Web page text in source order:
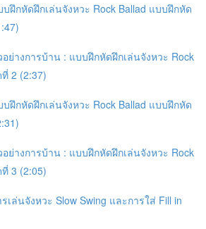
ฝึกหัดฝึกเล่นจังหวะ Rock Ballad แบบฝึกหัด
ย่างการบ้าน : แบบฝึกหัดฝึกเล่นจังหวะ Rock
2 (2:37)
ฝึกหัดฝึกเล่นจังหวะ Rock Ballad แบบฝึกหัด
ย่างการบ้าน : แบบฝึกหัดฝึกเล่นจังหวะ Rock
3 (2:05)
เล่นจังหวะ Slow Swing และการใส่ Fill in